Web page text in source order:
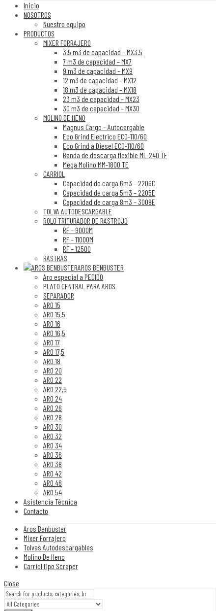
Inicio
NOSOTROS
Nuestro equipo
PRODUCTOS
MIXER FORRAJERO
3.5 m3 de capacidad – MX3.5
7 m3 de capacidad – MX7
9 m3 de capacidad – MX9
12 m3 de capacidad – MX12
18 m3 de capacidad – MX18
23 m3 de capacidad – MX23
30 m3 de capacidad – MX30
MOLINO DE HENO
Magnus Cargo – Autocargable
Eco Grind Electrico ECO-110/60
Eco Grind a Diesel ECO-110/60
Banda de descarga flexible ML-240 TF
Mega Molino MM-1800 TE
CARRIOL
Capacidad de carga 6m3 – 2206C
Capacidad de carga 5m3 – 2205E
Capacidad de carga 8m3 – 3008E
TOLVA AUTODESCARGABLE
ROLO TRITURADOR DE RASTROJO
RF – 9000M
RF – 11000M
RF – 12500
RASTRAS
AROS BENBUSTER
Aro especial a PEDIDO
PLATO CENTRAL PARA AROS
SEPARADOR
ARO 15
ARO 15,5
ARO 16
ARO 16,5
ARO 17
ARO 17,5
ARO 18
ARO 20
ARO 22
ARO 22,5
ARO 24
ARO 26
ARO 28
ARO 30
ARO 32
ARO 34
ARO 36
ARO 38
ARO 42
ARO 46
ARO 54
Asistencia Técnica
Contacto
Aros Benbuster
Mixer Forrajero
Tolvas Autodescargables
Molino De Heno
Carriol tipo Scraper
Close